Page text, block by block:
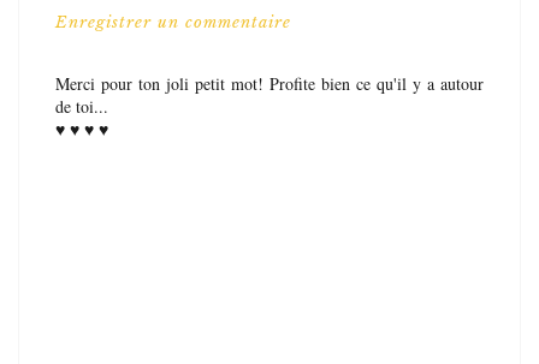
Enregistrer un commentaire
Merci pour ton joli petit mot! Profite bien ce qu'il y a autour
de toi...
♥ ♥ ♥ ♥